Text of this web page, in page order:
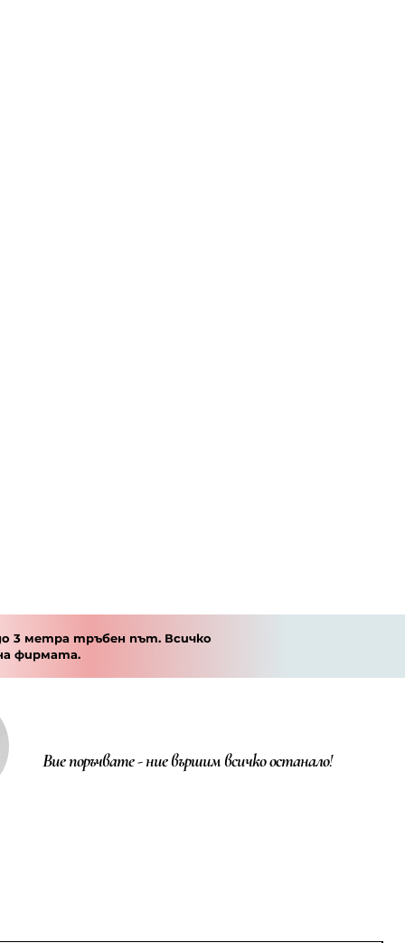
3 метра тръбен път. Всичко
фирмата.
Вие поръчвате - ние вършим всичко останало!